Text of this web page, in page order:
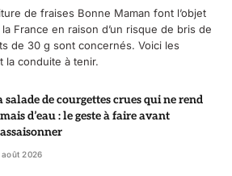
de fraises Bonne Maman font l’objet
France en raison d’un risque de bris de
de 30 g sont concernés. Voici les
la conduite à tenir.
salade de courgettes crues qui ne rend
d’eau : le geste à faire avant
août 2026